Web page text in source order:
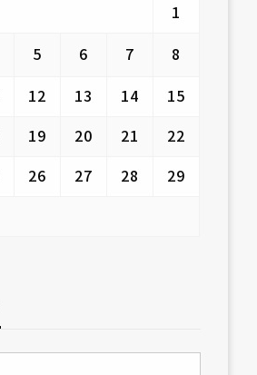
1
5 6 7
8
12 13 14
15
19 20 21
22
26 27 28
29